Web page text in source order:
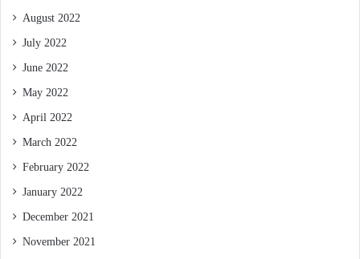
August 2022
July 2022
June 2022
May 2022
April 2022
March 2022
February 2022
January 2022
December 2021
November 2021